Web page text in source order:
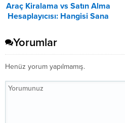
Araç Kiralama vs Satın Alma
Hesaplayıcısı: Hangisi Sana
Yorumlar
Henüz yorum yapılmamış.